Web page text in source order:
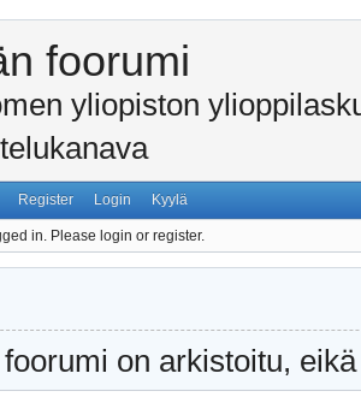
foorumi
yliopiston
Register Login Kyylä
in. Please login or register.
on arkistoitu,